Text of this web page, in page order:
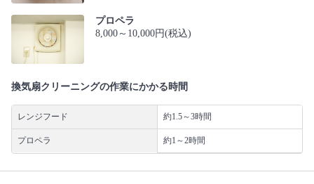
プロペラ
8,000～10,000円(税込)
換気扇クリーニングの作業にかかる時間
レンジフード 約1.5～3時間
プロペラ 約1～2時間